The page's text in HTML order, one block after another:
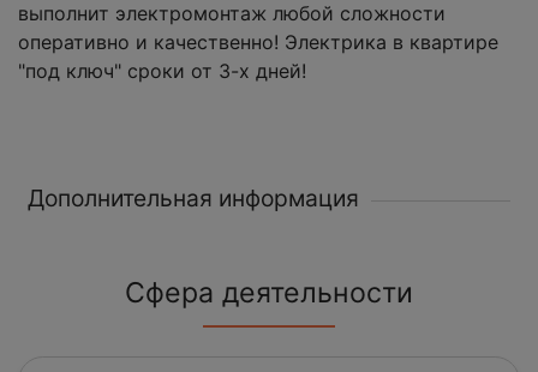
выполнит электромонтаж любой сложности
оперативно и качественно! Электрика в квартире
"под ключ" сроки от 3-х дней!
Дополнительная информация
Сфера деятельности